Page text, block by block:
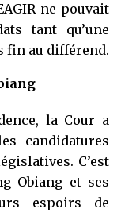
ne pouvait
tant qu’une
fin au différend.
la Cour a
candidatures
C’est
Obiang et ses
espoirs de